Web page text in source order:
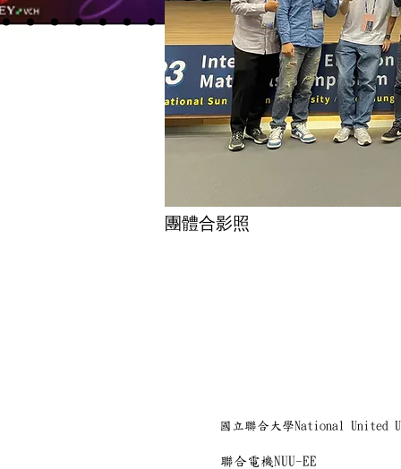
​團體合影照
國立聯合大學National United
聯合電機NUU-EE